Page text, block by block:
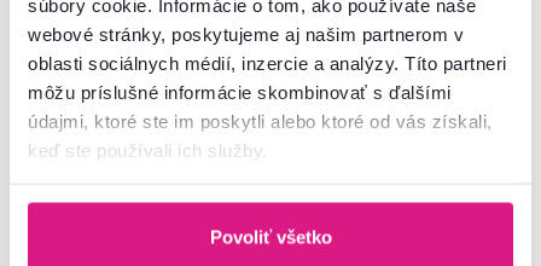
súbory cookie. Informácie o tom, ako používate naše
webové stránky, poskytujeme aj našim partnerom v
oblasti sociálnych médií, inzercie a analýzy. Títo partneri
môžu príslušné informácie skombinovať s ďalšími
údajmi, ktoré ste im poskytli alebo ktoré od vás získali,
keď ste používali ich služby.
Povoliť všetko
1 Materiál, 1 Farba - detailná 2 Materiál, 2 Farba - detailná